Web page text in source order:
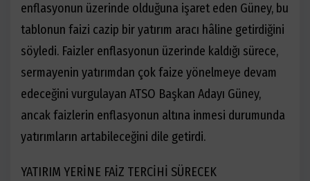
enflasyonun üzerinde olduğuna işaret eden Güney, bu
tablonun faizi cazip bir yatırım aracı hâline getirdiğini
söyledi. Faizler enflasyonun üzerinde kaldığı sürece,
sermayenin yatırımdan çok faize yönelmeye devam
edeceğini vurgulayan ATSO Başkan Adayı Güney,
ancak faizlerin enflasyonun altına inmesi durumunda
yatırımların artabileceğini dile getirdi.
YATIRIM YERİNE FAİZ TERCİHİ SÜRECEK